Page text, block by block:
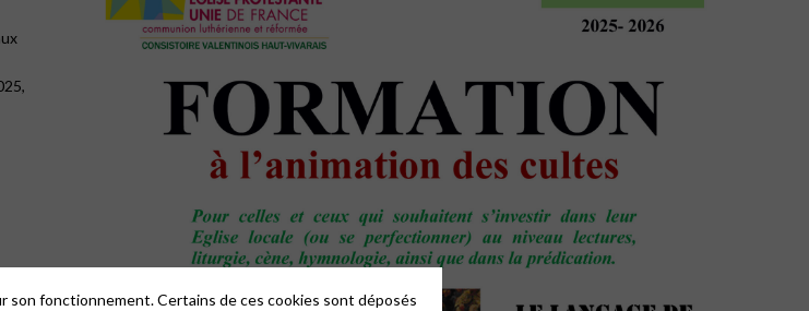
fonctionnement. Certains de ces cookies sont déposés